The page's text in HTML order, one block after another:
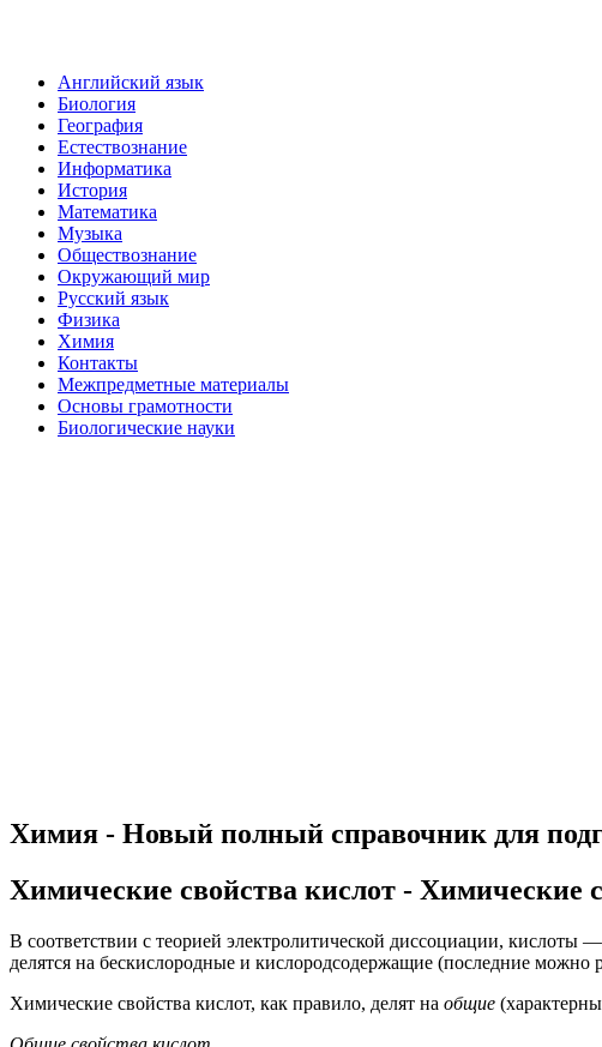
Английский язык
Биология
География
Естествознание
Информатика
История
Математика
Музыка
Обществознание
Окружающий мир
Русский язык
Физика
Химия
Контакты
Межпредметные материалы
Основы грамотности
Биологические науки
Химия - Новый полный справочник для
Химические свойства кислот - Химические
В соответствии с теорией электролитической диссоциации,
делятся на бескислородные и кислородсодержащие (последние
Химические свойства кислот, как правило, делят на общие